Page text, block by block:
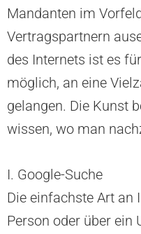
Mandanten im
Vertragspartnern
des Internets ist es
möglich, an eine
gelangen. Die Kunst
wissen, wo man
I. Google-Suche
Die einfachste Art an
Person oder über ein